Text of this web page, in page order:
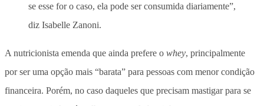
se esse for o caso, ela pode ser consumida diariamente”,
diz Isabelle Zanoni.
A nutricionista emenda que ainda prefere o whey, principalmente
por ser uma opção mais “barata” para pessoas com menor condição
financeira. Porém, no caso daqueles que precisam mastigar para se